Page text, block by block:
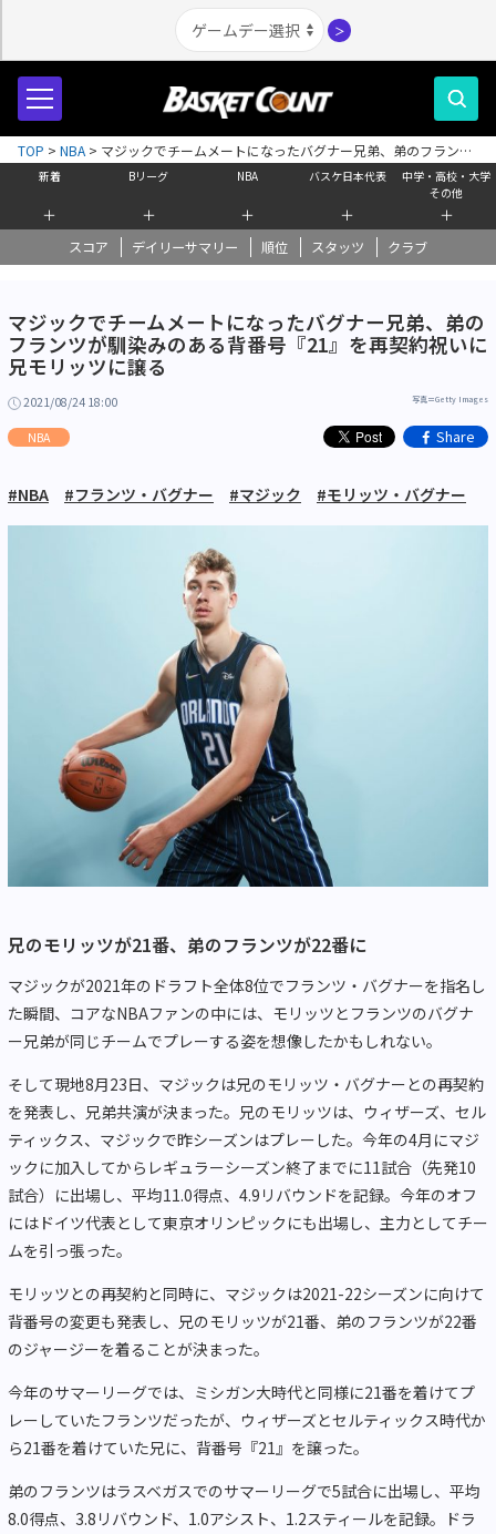
＞
新着
＋
Bリーグ
＋
NBA
＋
バスケ日本代表
＋
中学・高校・大学
その他
＋
スコア デイリーサマリー 順位 スタッツ クラブ
TOP > NBA > マジックでチームメートになったバグナー兄弟、弟のフランツ
が馴染みのある背番号『21』を再契約祝いに兄モリッツに譲る
マジックでチームメートになったバグナー兄弟、弟の
フランツが馴染みのある背番号『21』を再契約祝いに
兄モリッツに譲る
2021/08/24 18:00 写真＝Getty Images
NBA Share
#NBA #フランツ・バグナー #マジック #モリッツ・バグナー
兄のモリッツが21番、弟のフランツが22番に
マジックが2021年のドラフト全体8位でフランツ・バグナーを指名し
た瞬間、コアなNBAファンの中には、モリッツとフランツのバグナ
ー兄弟が同じチームでプレーする姿を想像したかもしれない。
そして現地8月23日、マジックは兄のモリッツ・バグナーとの再契約
を発表し、兄弟共演が決まった。兄のモリッツは、ウィザーズ、セル
ティックス、マジックで昨シーズンはプレーした。今年の4月にマジ
ックに加入してからレギュラーシーズン終了までに11試合（先発10
試合）に出場し、平均11.0得点、4.9リバウンドを記録。今年のオフ
にはドイツ代表として東京オリンピックにも出場し、主力としてチー
ムを引っ張った。
モリッツとの再契約と同時に、マジックは2021-22シーズンに向けて
背番号の変更も発表し、兄のモリッツが21番、弟のフランツが22番
のジャージーを着ることが決まった。
今年のサマーリーグでは、ミシガン大時代と同様に21番を着けてプ
レーしていたフランツだったが、ウィザーズとセルティックス時代か
ら21番を着けていた兄に、背番号『21』を譲った。
弟のフランツはラスベガスでのサマーリーグで5試合に出場し、平均
8.0得点、3.8リバウンド、1.0アシスト、1.2スティールを記録。ドラ